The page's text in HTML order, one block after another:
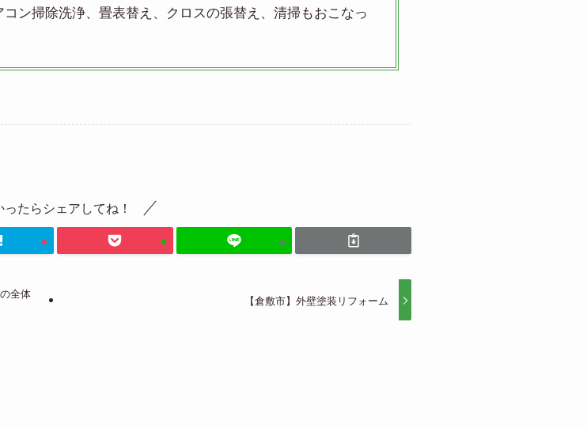
ン掃除洗浄、畳表替え、クロスの張替え、清掃もおこなっ
ったらシェアしてね！
全体
【倉敷市】外壁塗装リフォーム